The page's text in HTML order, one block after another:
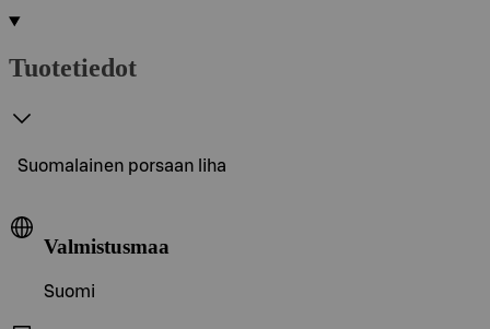
Tuotetiedot
Suomalainen porsaan liha
Valmistusmaa
Suomi